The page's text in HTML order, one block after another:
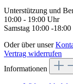
Unterstützung und
10:00 - 19:00 Uhr
Samstag 10:00 -
Oder über unser
Vertrag widerrufen
Informationen